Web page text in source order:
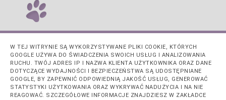
W TEJ WITRYNIE SĄ WYKORZYSTYWANE PLIKI COOKIE, KTÓRYCH
GOOGLE UŻYWA DO ŚWIADCZENIA SWOICH USŁUG I ANALIZOWANIA
RUCHU. TWÓJ ADRES IP I NAZWA KLIENTA UŻYTKOWNIKA ORAZ DANE
DOTYCZĄCE WYDAJNOŚCI I BEZPIECZEŃSTWA SĄ UDOSTĘPNIANE
GOOGLE, BY ZAPEWNIĆ ODPOWIEDNIĄ JAKOŚĆ USŁUG, GENEROWAĆ
STATYSTYKI UŻYTKOWANIA ORAZ WYKRYWAĆ NADUŻYCIA I NA NIE
REAGOWAĆ. SZCZEGÓŁOWE INFORMACJE ZNAJDZIESZ W ZAKŁADCE